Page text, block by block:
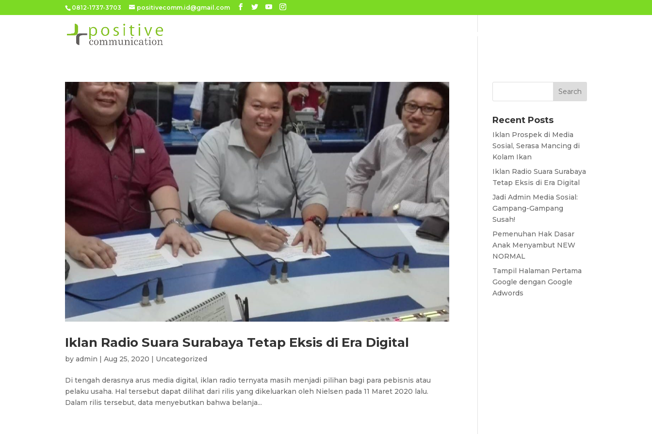
0812-1737-3703 positivecomm.id@gmail.com
CONTACT
Iklan Radio Suara Surabaya Tetap Eksis di Era Digital
byadmin |Aug 25, 2020 | Uncategorized
Di tengah derasnya arus media digital, iklan radio ternyata masih menjadi pilihan bagi para pebisnis atau
pelaku usaha. Hal tersebut dapat dilihat dari rilis yang dikeluarkan oleh Nielsen pada 11 Maret 2020 lalu.
Dalam rilis tersebut, data menyebutkan bahwa belanja...
Recent Posts
Iklan Prospek di Media
Sosial, Serasa Mancing di
Kolam Ikan
Iklan Radio Suara Surabaya
Tetap Eksis di Era Digital
Jadi Admin Media Sosial:
Gampang-Gampang
Susah!
Pemenuhan Hak Dasar
Anak Menyambut NEW
NORMAL
Tampil Halaman Pertama
Google dengan Google
Adwords